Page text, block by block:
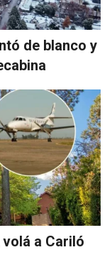
de blanco y
a Cariló